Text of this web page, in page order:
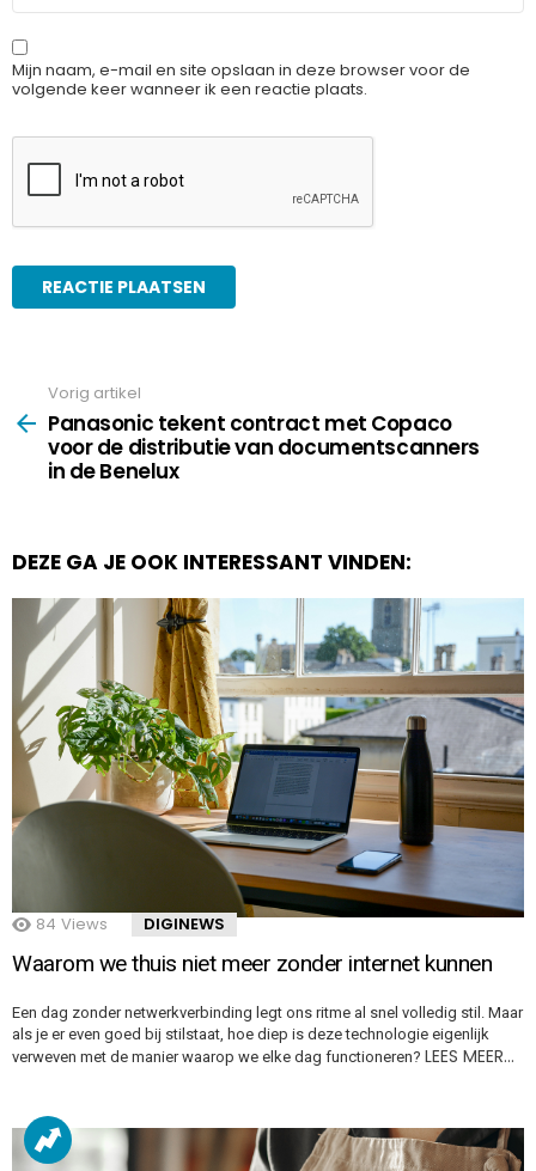
Mijn naam, e-mail en site opslaan in deze browser voor de
volgende keer wanneer ik een reactie plaats.
more
Vorig artikel
Panasonic tekent contract met Copaco
voor de distributie van documentscanners
in de Benelux
DEZE GA JE OOK INTERESSANT VINDEN:
84 Views DIGINEWS
Waarom we thuis niet meer zonder internet kunnen
Een dag zonder netwerkverbinding legt ons ritme al snel volledig stil. Maar
als je er even goed bij stilstaat, hoe diep is deze technologie eigenlijk
verweven met de manier waarop we elke dag functioneren? LEES MEER…